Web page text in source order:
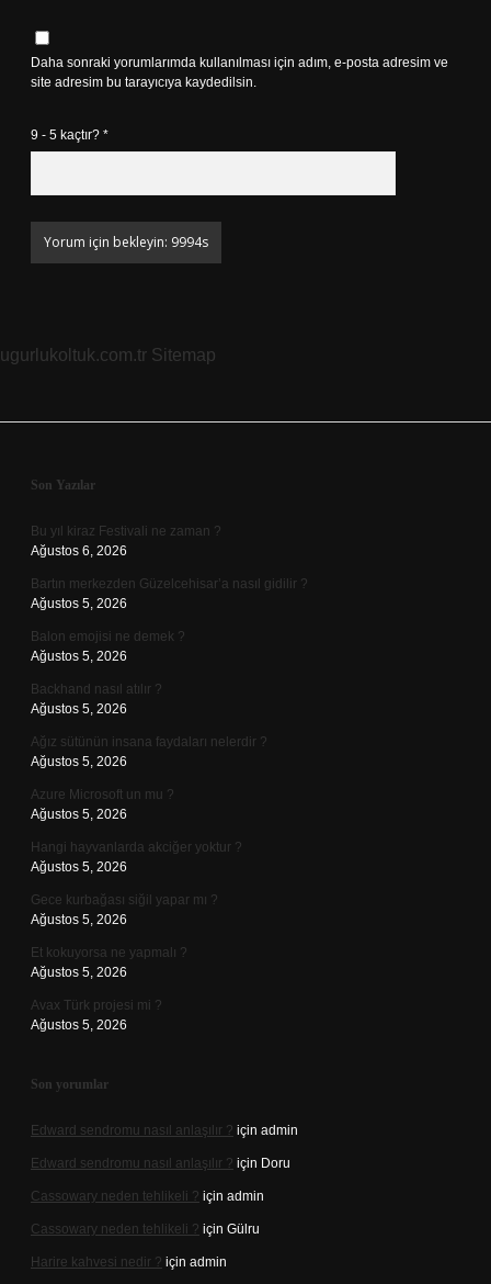
Daha sonraki yorumlarımda kullanılması için adım, e-posta adresim ve
site adresim bu tarayıcıya kaydedilsin.
9 - 5 kaçtır? *
ugurlukoltuk.com.tr Sitemap
Sidebar
Son Yazılar
Bu yıl kiraz Festivali ne zaman ?
Ağustos 6, 2026
Bartın merkezden Güzelcehisar’a nasıl gidilir ?
Ağustos 5, 2026
Balon emojisi ne demek ?
Ağustos 5, 2026
Backhand nasıl atılır ?
Ağustos 5, 2026
Ağız sütünün insana faydaları nelerdir ?
Ağustos 5, 2026
Azure Microsoft un mu ?
Ağustos 5, 2026
Hangi hayvanlarda akciğer yoktur ?
Ağustos 5, 2026
Gece kurbağası siğil yapar mı ?
Ağustos 5, 2026
Et kokuyorsa ne yapmalı ?
Ağustos 5, 2026
Avax Türk projesi mi ?
Ağustos 5, 2026
Son yorumlar
Edward sendromu nasıl anlaşılır ? için admin
Edward sendromu nasıl anlaşılır ? için Doru
Cassowary neden tehlikeli ? için admin
Cassowary neden tehlikeli ? için Gülru
Harire kahvesi nedir ? için admin